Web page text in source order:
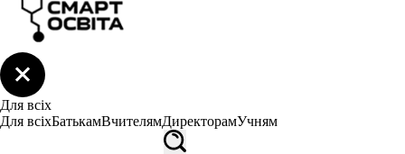
Для всіх
Для всіхБатькамВчителямДиректорамУчням